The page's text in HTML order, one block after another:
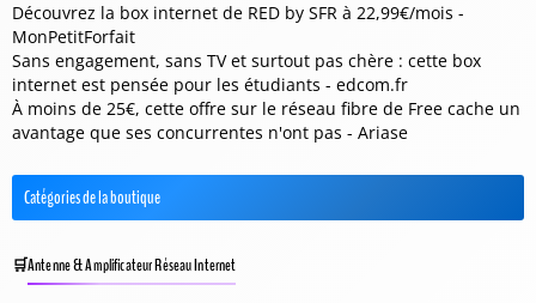
Découvrez la box internet de RED by SFR à 22,99€/mois -
MonPetitForfait
Sans engagement, sans TV et surtout pas chère : cette box
internet est pensée pour les étudiants - edcom.fr
À moins de 25€, cette offre sur le réseau fibre de Free cache un
avantage que ses concurrentes n'ont pas - Ariase
Catégories de la boutique
Antenne & Amplificateur Réseau Internet